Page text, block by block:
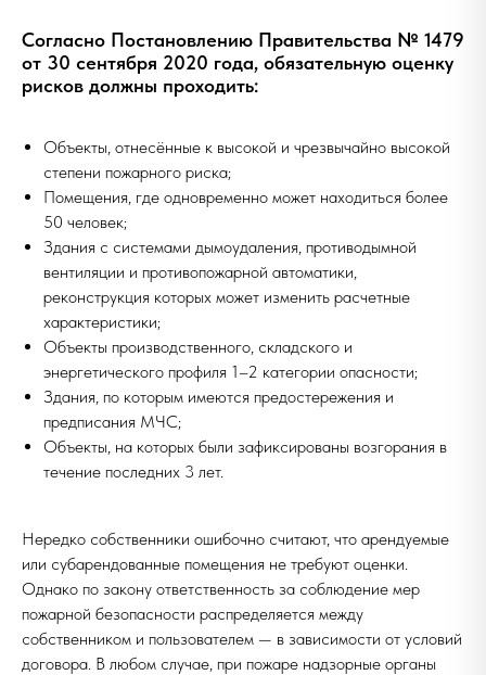
Согласно Постановлению Правительства № 1479
от 30 сентября 2020 года, обязательную оценку
рисков должны проходить:
Объекты, отнесённые к высокой и чрезвычайно высокой
степени пожарного риска;
Помещения, где одновременно может находиться более
50 человек;
Здания с системами дымоудаления, противодымной
вентиляции и противопожарной автоматики,
реконструкция которых может изменить расчетные
характеристики;
Объекты производственного, складского и
энергетического профиля 1–2 категории опасности;
Здания, по которым имеются предостережения и
предписания МЧС;
Объекты, на которых были зафиксированы возгорания в
течение последних 3 лет.
Нередко собственники ошибочно считают, что арендуемые
или субарендованные помещения не требуют оценки.
Однако по закону ответственность за соблюдение мер
пожарной безопасности распределяется между
собственником и пользователем — в зависимости от условий
договора. В любом случае, при пожаре надзорные органы